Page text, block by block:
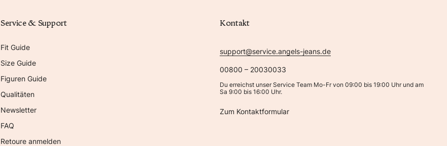
Service & Support
Fit Guide
Size Guide
Figuren Guide
Qualitäten
Newsletter
FAQ
Retoure anmelden
Kontakt
support@service.angels-jeans.de
00800 – 20030033
Du erreichst unser Service Team Mo-Fr von 09:00 bis 19:00 Uhr und am
Sa 9:00 bis 16:00 Uhr.
Zum Kontaktformular